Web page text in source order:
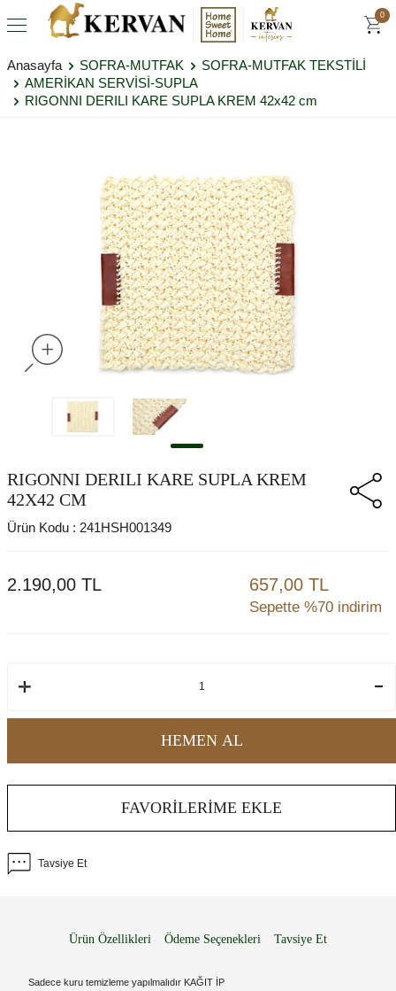
0
Anasayfa SOFRA-MUTFAK
SOFRA-MUTFAK TEKSTİLİ
AMERİKAN SERVİSİ-SUPLA
RIGONNI DERILI KARE SUPLA KREM 42x42 cm
RIGONNI DERILI KARE SUPLA KREM
42X42 CM
Ürün Kodu : 241HSH001349
2.190,00 TL 657,00 TL
Sepette %70 indirim
HEMEN AL
FAVORILERIME EKLE
Tavsiye Et
Ürün Özellikleri Ödeme Seçenekleri Tavsiye Et
Sadece kuru temizleme yapılmalıdır KAĞIT İP